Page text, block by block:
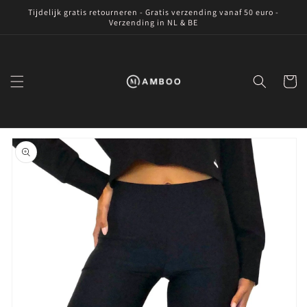
naar de
Tijdelijk gratis retourneren - Gratis verzending vanaf 50 euro -
Verzending in NL & BE
direct naar